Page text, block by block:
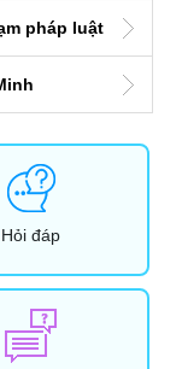
pháp luật
Hỏi đáp